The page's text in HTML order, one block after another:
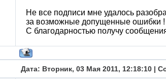
Не все подписи мне удалось
за возможные допущенные ошибки !
С благодарностью получу
Дата: Вторник, 03 Мая 2011, 12:18:10 |